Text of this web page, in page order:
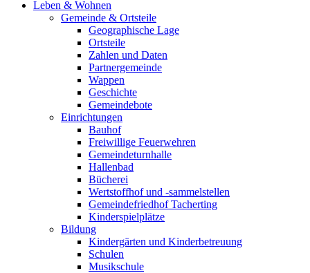
Leben & Wohnen
Gemeinde & Ortsteile
Geographische Lage
Ortsteile
Zahlen und Daten
Partnergemeinde
Wappen
Geschichte
Gemeindebote
Einrichtungen
Bauhof
Freiwillige Feuerwehren
Gemeindeturnhalle
Hallenbad
Bücherei
Wertstoffhof und -sammelstellen
Gemeindefriedhof Tacherting
Kinderspielplätze
Bildung
Kindergärten und Kinderbetreuung
Schulen
Musikschule